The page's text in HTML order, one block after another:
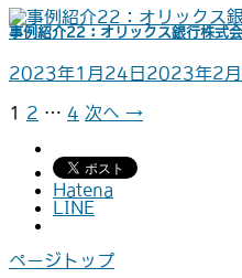
事例紹介22：オリックス銀行株式
2023年1月24日 2023年2
1 2 … 4 次へ →
Hatena
LINE
ページトップ